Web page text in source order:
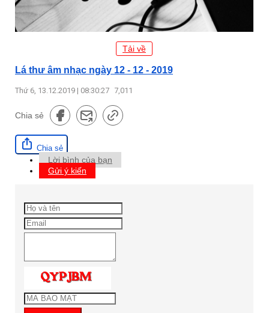
Tải về
Lá thư âm nhạc ngày 12 - 12 - 2019
Thứ 6, 13.12.2019 | 08:30:27 7,011
Chia sẻ
Chia sẻ
Lời bình của bạn
Gửi ý kiến